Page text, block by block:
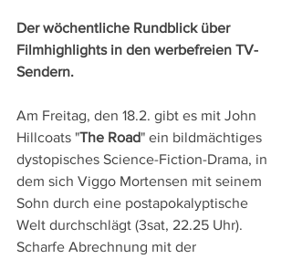
Der wöchentliche Rundblick über
Filmhighlights in den werbefreien TV-
Sendern.
Am Freitag, den 18.2. gibt es mit John
Hillcoats "The Road" ein bildmächtiges
dystopisches Science-Fiction-Drama, in
dem sich Viggo Mortensen mit seinem
Sohn durch eine postapokalyptische
Welt durchschlägt (3sat, 22.25 Uhr).
Scharfe Abrechnung mit der